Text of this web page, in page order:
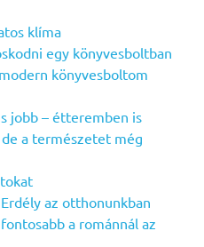
klíma
egy könyvesboltban
könyvesboltom
jobb – étteremben is
a természetet még
az otthonunkban
a románnál az